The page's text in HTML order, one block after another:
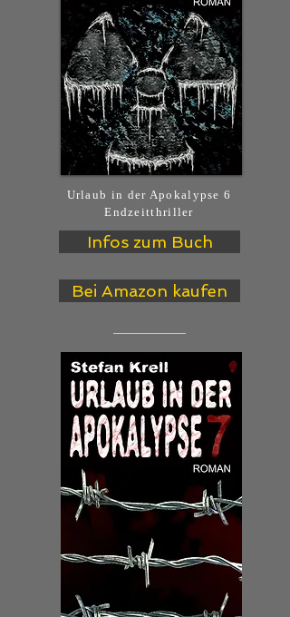
Urlaub in der Apokalypse 6
Endzeitthriller
Infos zum Buch
Bei Amazon kaufen